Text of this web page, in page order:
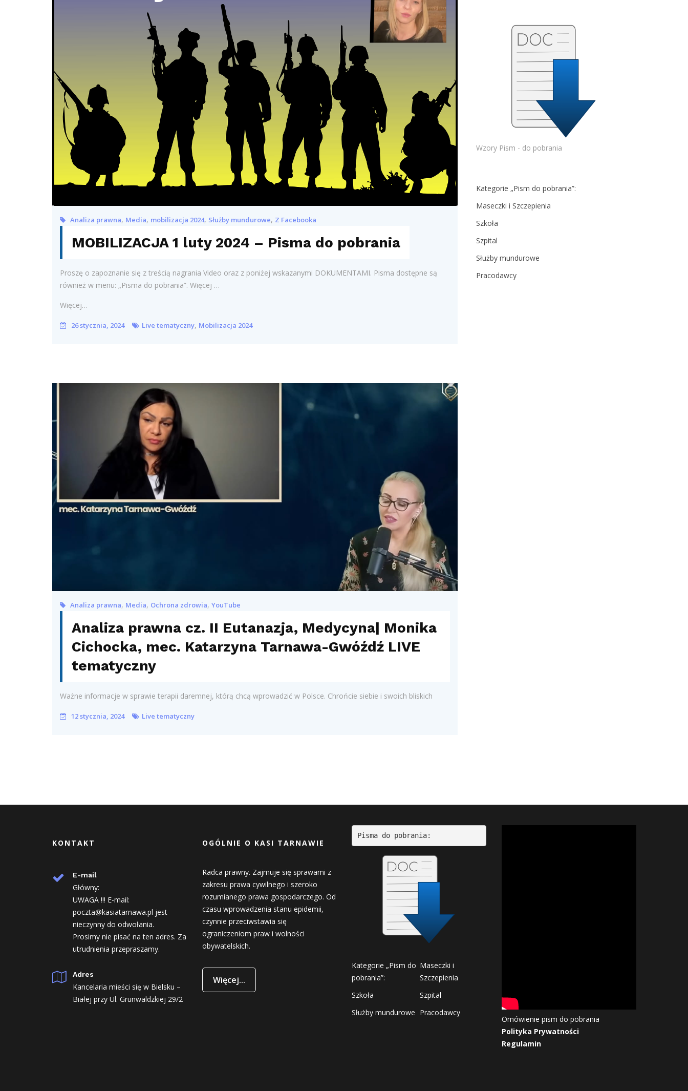
Analiza prawna, Media, mobilizacja 2024, Służby mundurowe, Z Facebooka
MOBILIZACJA 1 luty 2024 – Pisma do pobrania
Proszę o zapoznanie się z treścią nagrania Video oraz z poniżej wskazanymi DOKUMENTAMI. Pisma dostępne są
również w menu: „Pisma do pobrania”. Więcej …
Więcej…
26 stycznia, 2024 Live tematyczny, Mobilizacja 2024
Analiza prawna, Media, Ochrona zdrowia, YouTube
Analiza prawna cz. II Eutanazja, Medycyna| Monika
Cichocka, mec. Katarzyna Tarnawa-Gwóźdź LIVE
tematyczny
Ważne informacje w sprawie terapii daremnej, którą chcą wprowadzić w Polsce. Chrońcie siebie i swoich bliskich
12 stycznia, 2024 Live tematyczny
Wzory Pism - do pobrania
Kategorie „Pism do pobrania”:
Maseczki i Szczepienia
Szkoła
Szpital
Służby mundurowe
Pracodawcy
KONTAKT
E-mail
Główny:
UWAGA !!! E-mail:
poczta@kasiatarnawa.pl jest
nieczynny do odwołania.
Prosimy nie pisać na ten adres. Za
utrudnienia przepraszamy.
Adres
Kancelaria mieści się w Bielsku –
Białej przy Ul. Grunwaldzkiej 29/2
OGÓLNIE O KASI TARNAWIE
Radca prawny. Zajmuje się sprawami z
zakresu prawa cywilnego i szeroko
rozumianego prawa gospodarczego. Od
czasu wprowadzenia stanu epidemii,
czynnie przeciwstawia się
ograniczeniom praw i wolności
obywatelskich.
Więcej...
Pisma do pobrania:
Kategorie „Pism do
pobrania”:
Maseczki i
Szczepienia
Szkoła
Szpital
Służby mundurowe Pracodawcy
Omówienie pism do pobrania
Polityka Prywatności
Regulamin